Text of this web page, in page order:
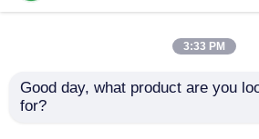
ডক রাবার ফেন্ডার
উচ্চ প্রভাব শোষণ চমৎকার
3:33 PM
Good day, what product are you
for?